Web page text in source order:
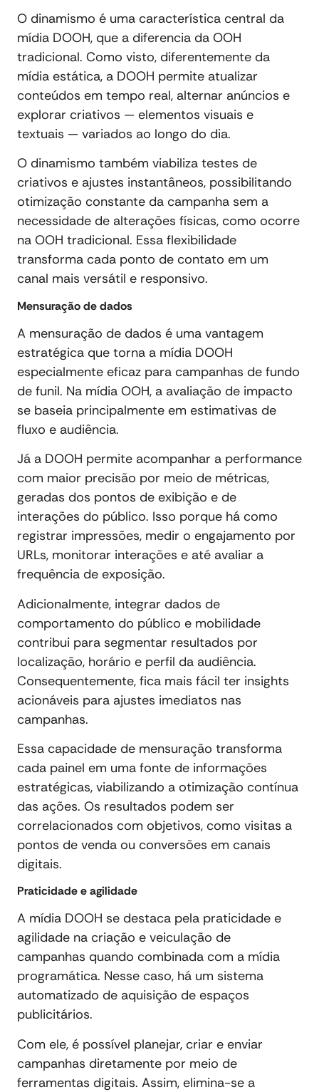
O dinamismo é uma característica central da
mídia DOOH, que a diferencia da OOH
tradicional. Como visto, diferentemente da
mídia estática, a DOOH permite atualizar
conteúdos em tempo real, alternar anúncios e
explorar criativos — elementos visuais e
textuais — variados ao longo do dia.
O dinamismo também viabiliza testes de
criativos e ajustes instantâneos, possibilitando
otimização constante da campanha sem a
necessidade de alterações físicas, como ocorre
na OOH tradicional. Essa flexibilidade
transforma cada ponto de contato em um
canal mais versátil e responsivo.
Mensuração de dados
A mensuração de dados é uma vantagem
estratégica que torna a mídia DOOH
especialmente eficaz para campanhas de fundo
de funil. Na mídia OOH, a avaliação de impacto
se baseia principalmente em estimativas de
fluxo e audiência.
Já a DOOH permite acompanhar a performance
com maior precisão por meio de métricas,
geradas dos pontos de exibição e de
interações do público. Isso porque há como
registrar impressões, medir o engajamento por
URLs, monitorar interações e até avaliar a
frequência de exposição.
Adicionalmente, integrar dados de
comportamento do público e mobilidade
contribui para segmentar resultados por
localização, horário e perfil da audiência.
Consequentemente, fica mais fácil ter insights
acionáveis para ajustes imediatos nas
campanhas.
Essa capacidade de mensuração transforma
cada painel em uma fonte de informações
estratégicas, viabilizando a otimização contínua
das ações. Os resultados podem ser
correlacionados com objetivos, como visitas a
pontos de venda ou conversões em canais
digitais.
Praticidade e agilidade
A mídia DOOH se destaca pela praticidade e
agilidade na criação e veiculação de
campanhas quando combinada com a mídia
programática. Nesse caso, há um sistema
automatizado de aquisição de espaços
publicitários.
Com ele, é possível planejar, criar e enviar
campanhas diretamente por meio de
ferramentas digitais. Assim, elimina-se a